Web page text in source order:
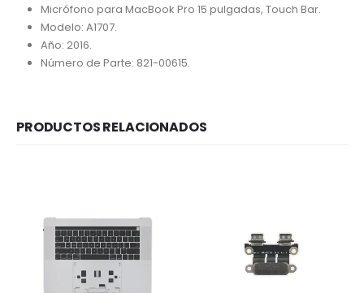
Micrófono para MacBook Pro 15 pulgadas, Touch Bar.
Modelo: A1707.
Año: 2016.
Número de Parte: 821-00615.
PRODUCTOS RELACIONADOS